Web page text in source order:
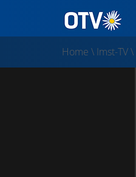
Home \ Imst-TV\